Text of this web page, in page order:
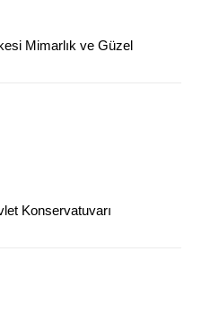
Mimarlık ve Güzel
Konservatuvarı